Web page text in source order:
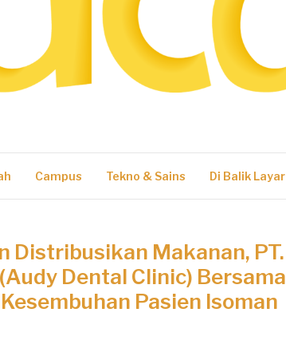
Campus Tekno & Sains Di Balik Layar
Distribusikan Makanan, PT.
Dental Clinic) Bersama
Pasien Isoman